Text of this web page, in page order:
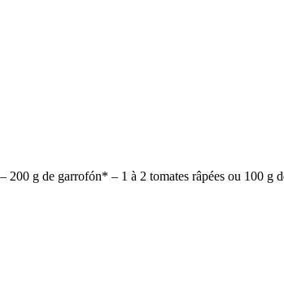
g de garrofón* – 1 à 2 tomates râpées ou 100 g